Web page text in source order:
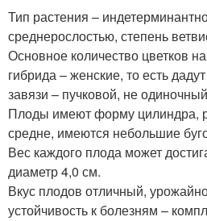
Тип растения –
среднерослостью, степень
Основное количество цветков
гибрида – женские, то есть
завязи – пучковой, не
Плоды имеют форму цилиндра,
средне, имеются небольшие
Вес каждого плода может
диаметр 4,0 см.
Вкус плодов отличный,
устойчивость к болезням –